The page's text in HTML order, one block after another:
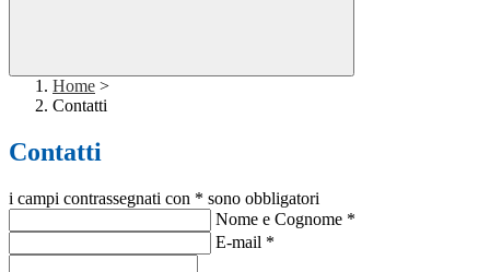
Home >
Contatti
Contatti
i campi contrassegnati con * sono obbligatori
Nome e Cognome *
E-mail *